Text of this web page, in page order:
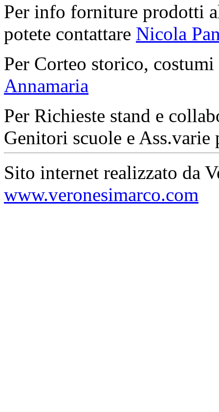
Per info forniture prodotti
potete contattare Nicola
Per Corteo storico,
Annamaria
Per Richieste stand e
Genitori scuole e Ass.varie
Sito internet realizzato da
www.veronesimarco.com